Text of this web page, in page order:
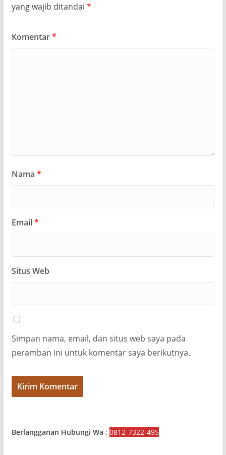
yang wajib ditandai *
Komentar*
Nama *
Email*
Situs Web
Simpan nama, email, dan situs web saya pada
peramban ini untuk komentar saya berikutnya.
Berlangganan Hubungi Wa : 0812-7322-495